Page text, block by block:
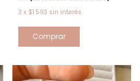
3 x $1.593 sin interés